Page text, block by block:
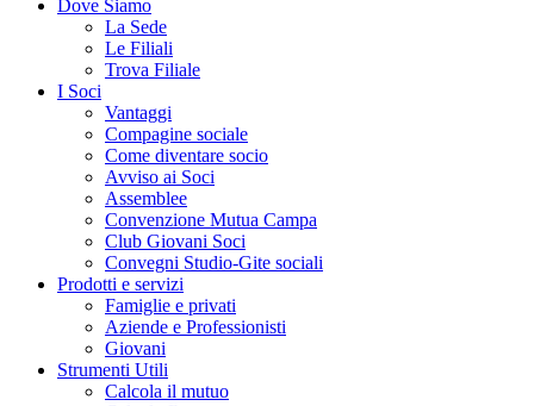
Dove Siamo
La Sede
Le Filiali
Trova Filiale
I Soci
Vantaggi
Compagine sociale
Come diventare socio
Avviso ai Soci
Assemblee
Convenzione Mutua Campa
Club Giovani Soci
Convegni Studio-Gite sociali
Prodotti e servizi
Famiglie e privati
Aziende e Professionisti
Giovani
Strumenti Utili
Calcola il mutuo